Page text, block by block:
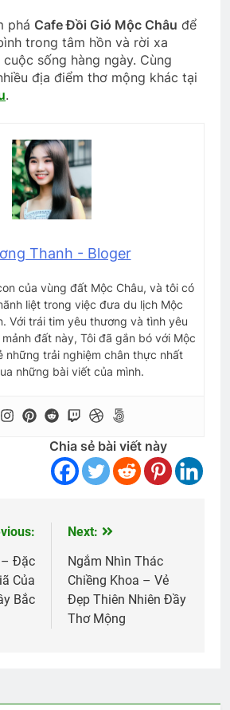
phá Cafe Đồi Gió Mộc Châu để
trong tâm hồn và rời xa
sống hàng ngày. Cùng
địa điểm thơ mộng khác tại
.
Thanh - Bloger
của vùng đất Mộc Châu, và tôi có
liệt trong việc đưa du lịch Mộc
Với trái tim yêu thương và tình yêu
đất này, Tôi đã gắn bó với Mộc
những trải nghiệm chân thực nhất
những bài viết của mình.
Chia sẻ bài viết này
– Đặc
Của
Bắc
Next:
Ngắm Nhìn Thác
Chiềng Khoa – Vẻ
Đẹp Thiên Nhiên Đầy
Thơ Mộng